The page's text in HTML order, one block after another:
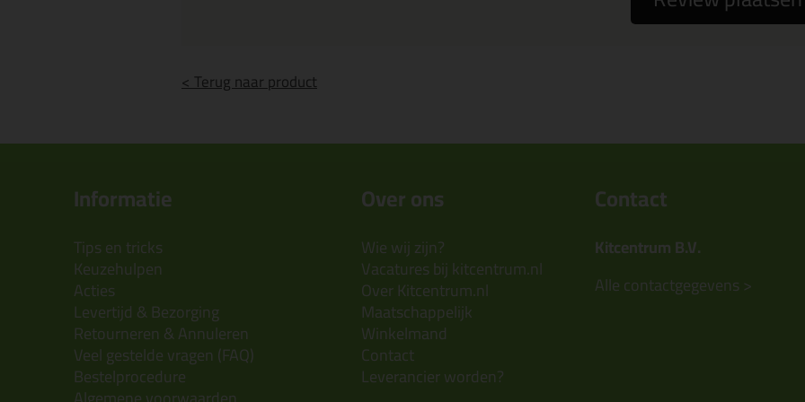
< Terug naar product
Informatie
Tips en tricks
Keuzehulpen
Acties
Levertijd & Bezorging
Retourneren & Annuleren
Veel gestelde vragen (FAQ)
Bestelprocedure
Over ons
Wie wij zijn?
Vacatures bij kitcentrum.nl
Over Kitcentrum.nl
Maatschappelijk
Winkelmand
Contact
Leverancier worden?
Contact
Kitcentrum B.V.
Alle contactgegevens >